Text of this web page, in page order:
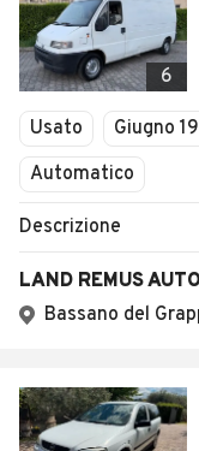
6
Usato Giugno
Automatico
Descrizione
LAND REMUS AUTO
Bassano del